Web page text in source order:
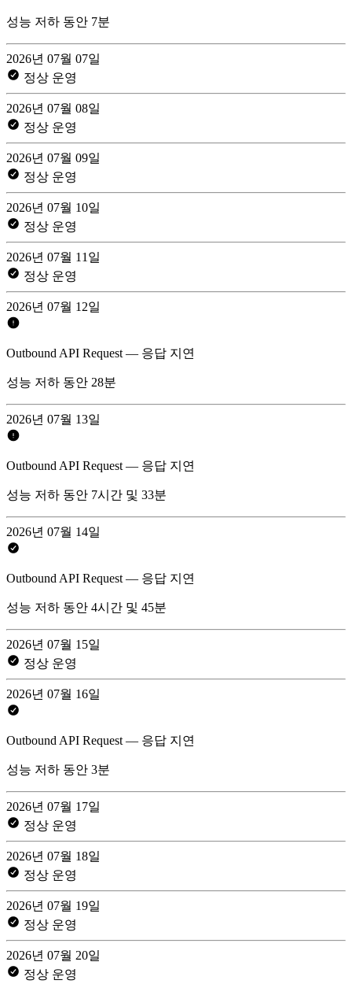
성능 저하 동안 7분
2026년 07월 07일
정상 운영
2026년 07월 08일
정상 운영
2026년 07월 09일
정상 운영
2026년 07월 10일
정상 운영
2026년 07월 11일
정상 운영
2026년 07월 12일
Outbound API Request — 응답 지연
성능 저하 동안 28분
2026년 07월 13일
Outbound API Request — 응답 지연
성능 저하 동안 7시간 및 33분
2026년 07월 14일
Outbound API Request — 응답 지연
성능 저하 동안 4시간 및 45분
2026년 07월 15일
정상 운영
2026년 07월 16일
Outbound API Request — 응답 지연
성능 저하 동안 3분
2026년 07월 17일
정상 운영
2026년 07월 18일
정상 운영
2026년 07월 19일
정상 운영
2026년 07월 20일
정상 운영